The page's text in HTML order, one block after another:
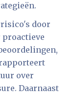
door
over
Daarnaast